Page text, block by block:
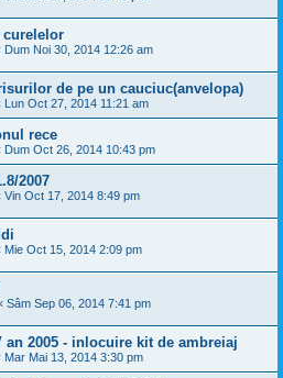
curelelor
Dum Noi 30, 2014 12:26 am
de pe un cauciuc(anvelopa)
Lun Oct 27, 2014 11:21 am
rece
Dum Oct 26, 2014 10:43 pm
2007
Vin Oct 17, 2014 8:49 pm
Mie Oct 15, 2014 2:09 pm
Sâm Sep 06, 2014 7:41 pm
an 2005 - inlocuire kit de ambreiaj
Mar Mai 13, 2014 3:30 pm